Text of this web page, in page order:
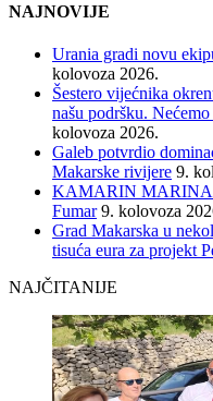
NAJNOVIJE
Urania gradi novu
kolovoza 2026.
Šestero vijećnika
našu podršku.
kolovoza 2026.
Galeb potvrdio
Makarske rivijere 9.
KAMARIN MARINA
Fumar 9. kolovoza
Grad Makarska u
tisuća eura za projekt
NAJČITANIJE